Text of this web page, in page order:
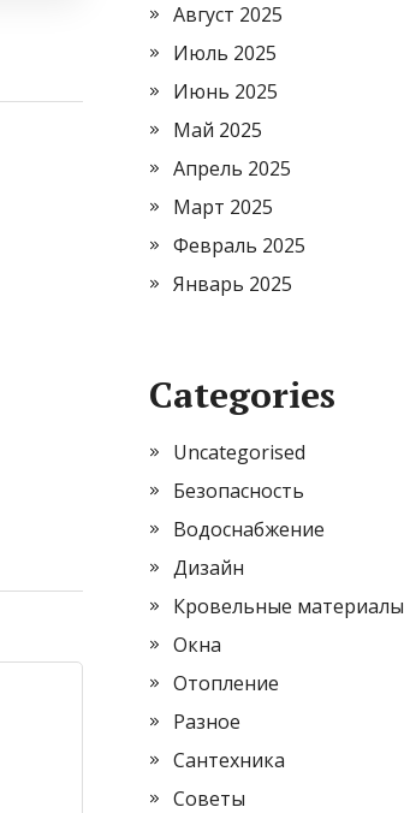
Август 2025
Июль 2025
Июнь 2025
Май 2025
Апрель 2025
Март 2025
Февраль 2025
Январь 2025
Categories
Uncategorised
Безопасность
Водоснабжение
Дизайн
Кровельные материалы
Окна
Отопление
Разное
Сантехника
Советы